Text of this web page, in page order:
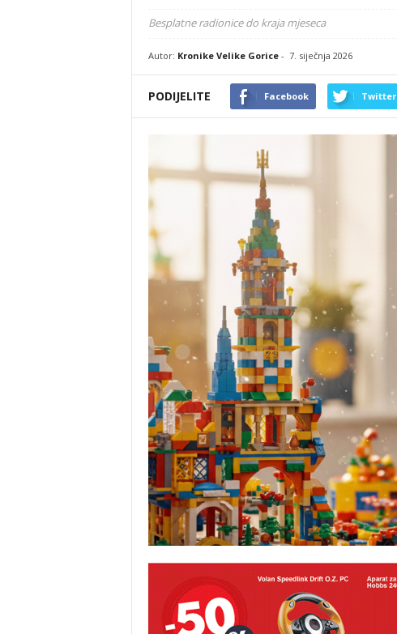
Besplatne radionice do kraja mjeseca
Autor: Kronike Velike Gorice- 7. siječnja 2026
PODIJELITE Facebook Twitter